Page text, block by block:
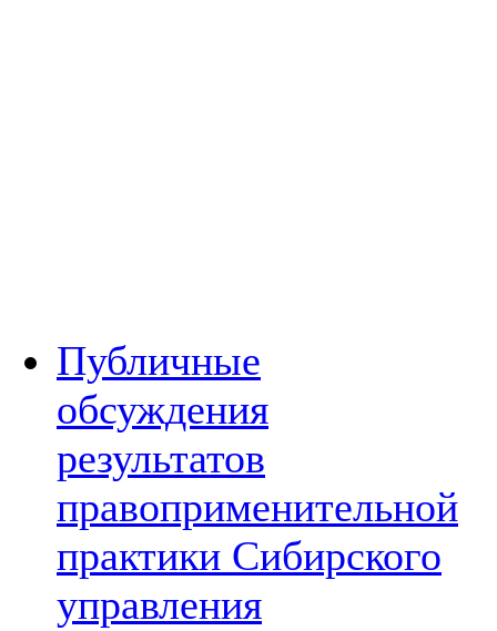
Публичные
обсуждения
результатов
правоприменительной
практики Сибирского
управления